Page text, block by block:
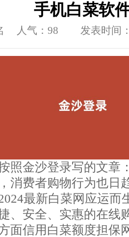
手机白菜软
人气： 98 发表时间
照金沙登录写的文章
消费者购物行为也日
最新白菜网应运而
、安全、实惠的在线
面信用白菜额度担保